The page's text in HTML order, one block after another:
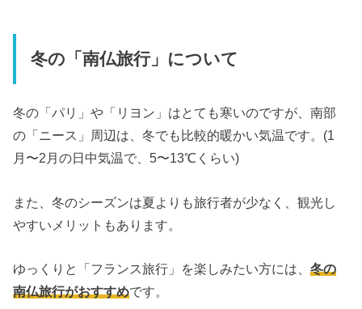
冬の「南仏旅行」について
冬の「パリ」や「リヨン」はとても寒いのですが、南部
の「ニース」周辺は、冬でも比較的暖かい気温です。(1
月〜2月の日中気温で、5〜13℃くらい)
また、冬のシーズンは夏よりも旅行者が少なく、観光し
やすいメリットもあります。
ゆっくりと「フランス旅行」を楽しみたい方には、冬の
南仏旅行がおすすめです。